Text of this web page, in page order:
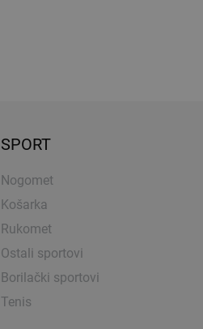
SPORT
Nogomet
Košarka
Rukomet
Ostali sportovi
Borilački sportovi
Tenis